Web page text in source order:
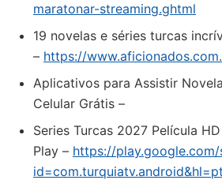
maratonar-streaming.ghtml
19 novelas e séries turcas
– https://
Aplicativos para Assistir
Celular Grátis –
Series Turcas 2027 Película
Play – https://
id=com.turquiatv.android&hl=pt